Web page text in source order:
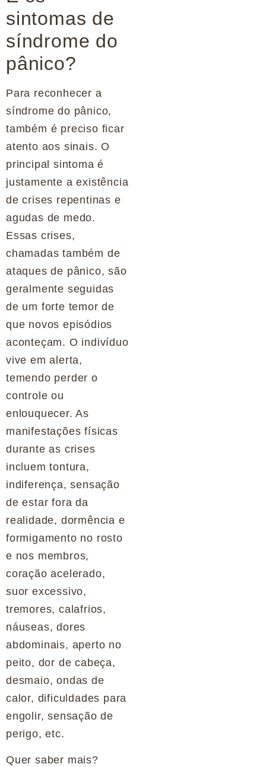
sintomas de
síndrome do
pânico?
Para reconhecer a
síndrome do pânico,
também é preciso ficar
atento aos sinais. O
principal sintoma é
justamente a existência
de crises repentinas e
agudas de medo.
Essas crises,
chamadas também de
ataques de pânico, são
geralmente seguidas
de um forte temor de
que novos episódios
aconteçam. O indivíduo
vive em alerta,
temendo perder o
controle ou
enlouquecer. As
manifestações físicas
durante as crises
incluem tontura,
indiferença, sensação
de estar fora da
realidade, dormência e
formigamento no rosto
e nos membros,
coração acelerado,
suor excessivo,
tremores, calafrios,
náuseas, dores
abdominais, aperto no
peito, dor de cabeça,
desmaio, ondas de
calor, dificuldades para
engolir, sensação de
perigo, etc.
Quer saber mais?